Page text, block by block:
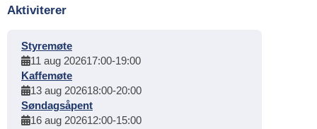
Aktiviterer
Styremøte
11 aug 202617:00-19:00
Kaffemøte
13 aug 202618:00-20:00
Søndagsåpent
16 aug 202612:00-15:00